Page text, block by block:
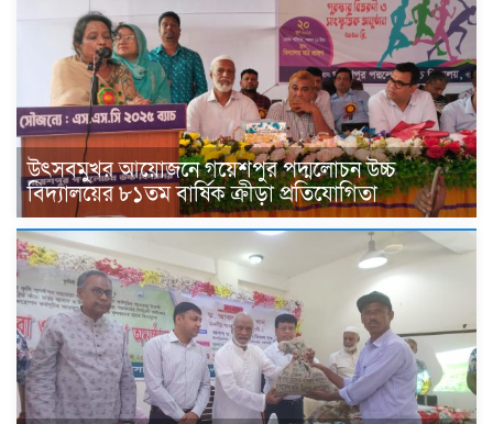
উৎসবমুখর আয়োজনে গয়েশপুর পদ্মলোচন উচ্চ
বিদ্যালয়ের ৮১তম বার্ষিক ক্রীড়া প্রতিযোগিতা